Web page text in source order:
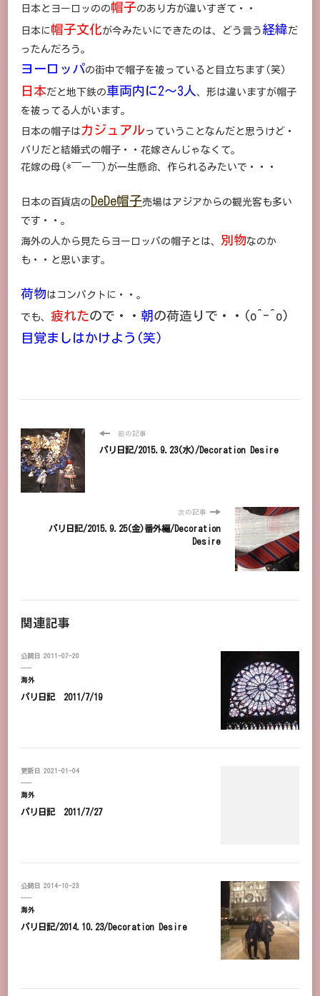
日本とヨーロッのの帽子のあり方が違いすぎて・・
日本に帽子文化が今みたいにできたのは、どう言う 経緯だ
ったんだろう。
ヨーロッパの街中で帽子を被っていると目立ちます(笑)
日本だと地下鉄の車両内に2～3人 、形は違いますが帽子
を被ってる人がいます。
日本の帽子は カジュアル っていうことなんだと思うけど・
パリだと結婚式の帽子・・花嫁さんじゃなくて。
花嫁の母(*￣ー￣)が一生懸命、作られるみたいで・・・
日本の百貨店の DeDe帽子売場はアジアからの観光客も多い
です・・。
海外の人から見たらヨーロッパの帽子とは、 別物なのか
も・・と思います。
荷物はコンパクトに・・。
でも、 疲れたので・・ 朝 の荷造りで・・(o^-^o)
目覚まし はかけよう(笑)
前の記事
パリ日記/2015.9.23(水)/Decoration Desire
次の記事
パリ日記/2015.9.25(金)番外編/Decoration
Desire
関連記事
公開日 2011-07-20
海外
パリ日記 2011/7/19
更新日 2021-01-04
海外
パリ日記 2011/7/27
公開日 2014-10-23
海外
パリ日記/2014.10.23/Decoration Desire